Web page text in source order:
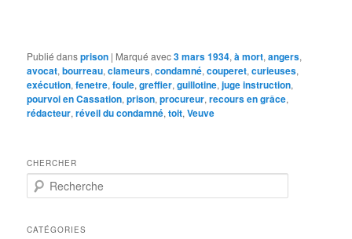
Publié dansprison | Marqué avec3 mars 1934,à mort,angers,
avocat,bourreau,clameurs,condamné,couperet,curieuses,
exécution,fenetre,foule,greffier,guillotine,juge instruction,
pourvoi en Cassation,prison,procureur,recours en grâce,
rédacteur,réveil du condamné,toit,Veuve
CHERCHER
e
h
CATÉGORIES